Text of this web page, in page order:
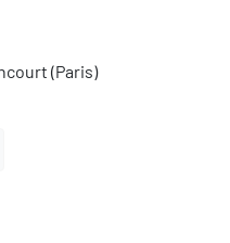
(Paris)